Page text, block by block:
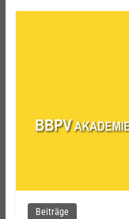
Beiträge